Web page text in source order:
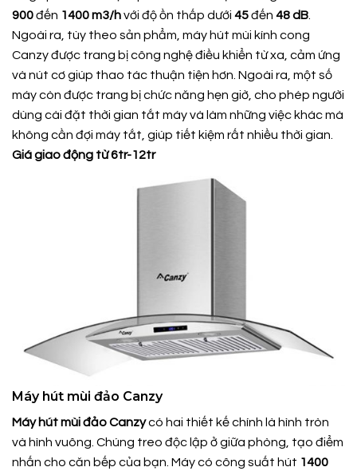
900đến 1400 m3/hvới độ ồn thấp dưới 45đến 48 dB
Ngoài ra, tùy theo sản phẩm, máy hút mùi kính cong
Canzy được trang bị công nghệ điều khiển từ xa, cảm ứng
và nút cơ giúp thao tác thuận tiện hơn. Ngoài ra, một số
máy còn được trang bị chức năng hẹn giờ, cho phép người
dùng cài đặt thời gian tắt máy và làm những việc khác mà
không cần đợi máy tắt, giúp tiết kiệm rất nhiều thời gian.
Giá giao động từ 6tr-12tr
Máy hút mùi đảo Canzy
Máy hút mùi đảo Canzycó hai thiết kế chính là hình tròn
và hình vuông. Chúng treo độc lập ở giữa phòng, tạo điểm
nhấn cho căn bếp của bạn. Máy có công suất hút 1400